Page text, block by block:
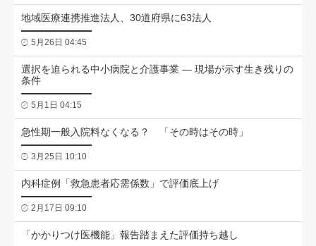
地域医療連携推進法人、30道府県に63法人
5月26日 04:45
選択を迫られる中小病院と介護事業 ― 現場が示す生き残りの
条件
5月1日 04:15
急性期一般入院料なくなる？ 「その時はその時」
3月25日 10:10
内科症例「救急患者応需係数」で評価底上げ
2月17日 09:10
「かかりつけ医機能」報告踏まえた評価持ち越し